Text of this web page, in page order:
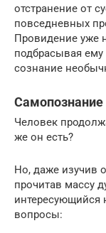
отстранение от
повседневных
Провидение уже
подбрасывая
сознание
Самопознание
Человек
же он есть?
Но, даже изучив
прочитав массу
интересующийся
вопросы: